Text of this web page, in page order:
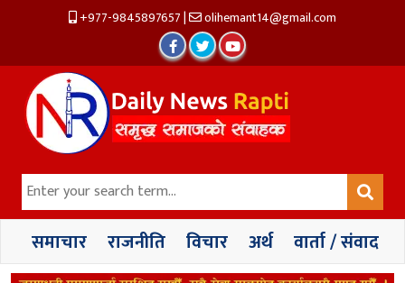
+977-9845897657| olihemant14@gmail.com
समाचार राजनीति विचार अर्थ वार्ता / संवाद